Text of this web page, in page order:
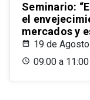
Seminario:
el
mercados y
19 de
09:00 a